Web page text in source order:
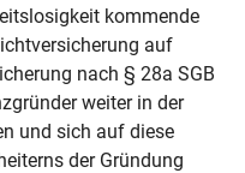
kommende
auf
nach § 28a SGB
weiter in der
und sich auf diese
der Gründung